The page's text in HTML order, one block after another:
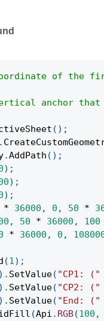
of the
anchor that
( ) ;
.
.AddPath ( ) ;
) ;
) ;
) ;
* 36000 , 0 , 50 *
, 50 * 36000 , 100
* 36000 , 0 ,
(1) ;
) . SetValue( "CP1: ("
) . SetValue( "CP2: ("
) . SetValue( "End: ("
(Api . RGB(100 ,